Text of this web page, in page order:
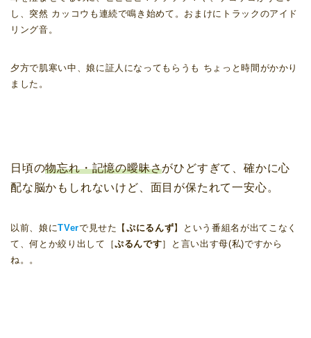
し、突然 カッコウも連続で鳴き始めて。おまけにトラックのアイド
リング音。
夕方で肌寒い中、娘に証人になってもらうも ちょっと時間がかかり
ました。
日頃の物忘れ・記憶の曖昧さがひどすぎて、確かに心
配な脳かもしれないけど、面目が保たれて一安心。
以前、娘にTVerで見せた【ぷにるんず】という番組名が出てこなく
て、何とか絞り出して［ぷるんです］と言い出す母(私)ですから
ね。。